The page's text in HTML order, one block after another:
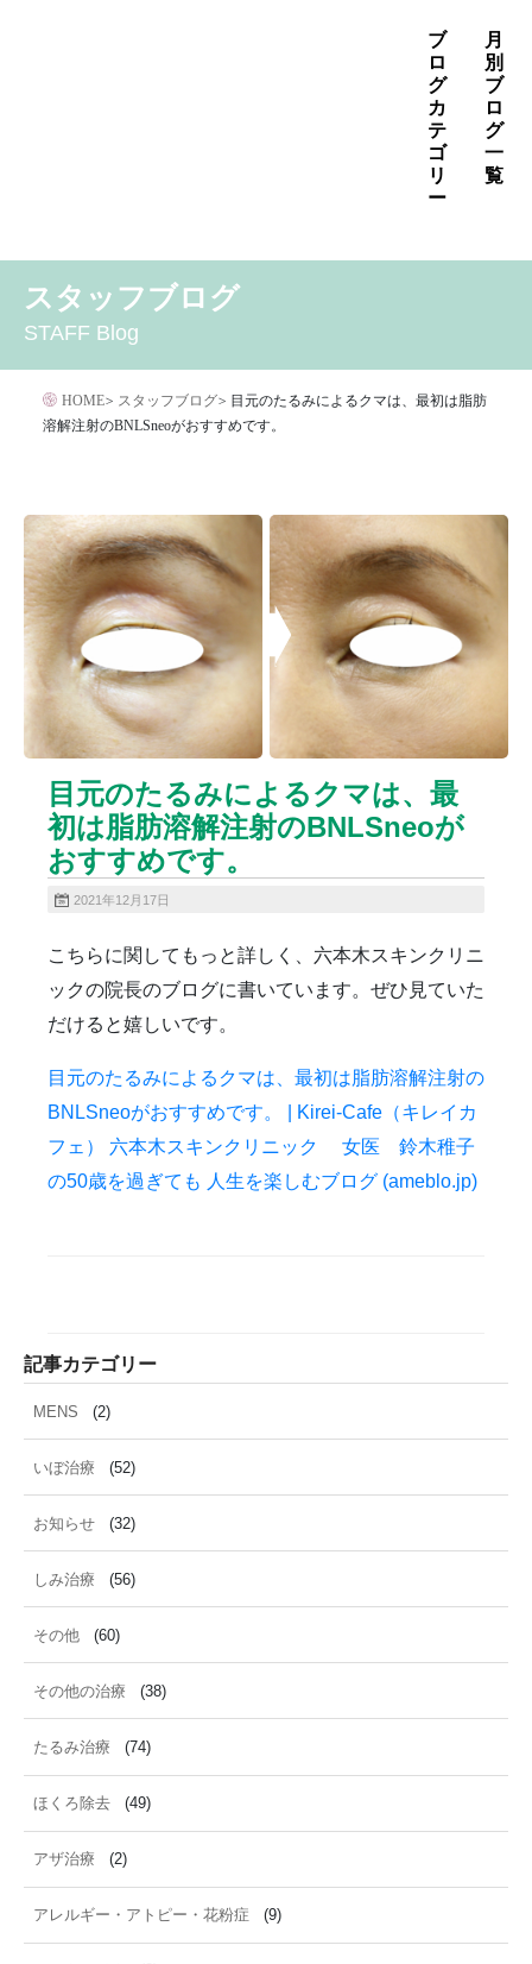
キ
ブ
ロ
グ
カ
テ
ゴ
リ
ー
その他の治療
たるみ治療
アレルギー・アトピー・花粉症
クリニック
サプリメント
タトゥー・刺青除去
ダイエット
トーニング
ニキビクリア
ニキビ治療
ニキビ痕の凹み（ニキビ痕のクレーター）
ニキビ痕の凹み（ニキビ痕のクレーター）オリジナル
ピーリング
ニキビ跡・凹みクレーター治療
ニキビ跡治療
ヒアルロン酸分解除去
ヒアルロン酸注入
ピアス
ブログ
プチ整形 ボトックス修正
ボトックス注射
マイクロボトックス
メディア
メディカルダイエット
ロアキュティン
保険診療・一般診療
成長因子ピーリング
炭酸ガスレーザー
猫 癌
目の下のくま治療
美肌・アンチエイジング
肝斑治療
脂肪溶解注射
脂肪溶解注射（BNLS）
雑誌掲載
食べ物 ＹＡＧレーザー
月
別
ブ
ロ
グ
一
覧
2026年5月
2026年4月
2026年2月
スタッフブログ
STAFF Blog
HOME> スタッフブログ> 目元のたるみによるクマは、最初は脂肪
溶解注射のBNLSneoがおすすめです。
目元のたるみによるクマは、最
初は脂肪溶解注射のBNLSneoが
おすすめです。
2021年12月17日
こちらに関してもっと詳しく、六本木スキンクリニ
ックの院長のブログに書いています。ぜひ見ていた
だけると嬉しいです。
目元のたるみによるクマは、最初は脂肪溶解注射の
BNLSneoがおすすめです。 | Kirei-Cafe（キレイカ
フェ） 六本木スキンクリニック 女医 鈴木稚子
の50歳を過ぎても 人生を楽しむブログ (ameblo.jp)
記事カテゴリー
MENS (2)
いぼ治療 (52)
お知らせ (32)
しみ治療 (56)
その他 (60)
その他の治療 (38)
たるみ治療 (74)
ほくろ除去 (49)
アザ治療 (2)
アレルギー・アトピー・花粉症 (9)